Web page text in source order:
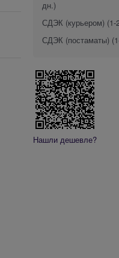
дн.)
СДЭК (курьером) (1-
СДЭК (постаматы)
Нашли дешевле?